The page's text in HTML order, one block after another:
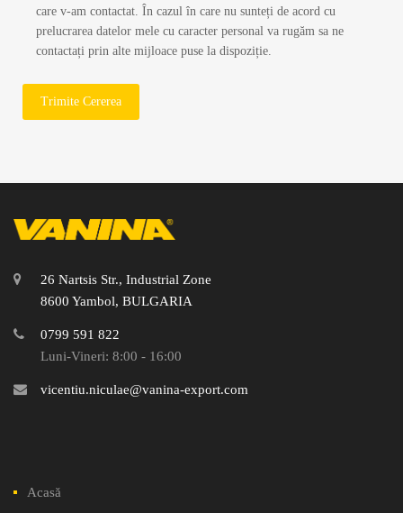
care v-am contactat. În cazul în care nu sunteți de acord cu
prelucrarea datelor mele cu caracter personal va rugăm sa ne
contactați prin alte mijloace puse la dispoziție.
26 Nartsis Str., Industrial Zone
8600 Yambol, BULGARIA
0799 591 822
Luni-Vineri: 8:00 - 16:00
vicentiu.niculae@vanina-export.com
Acasă